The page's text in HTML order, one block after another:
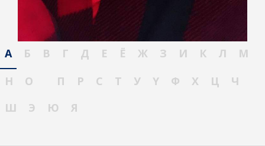
А Б В Г Д Е Ё Ж З И К Л
М
Н
О П Р С Т У Ү Ф Х Ц
Ч
Ш
Э Ю Я